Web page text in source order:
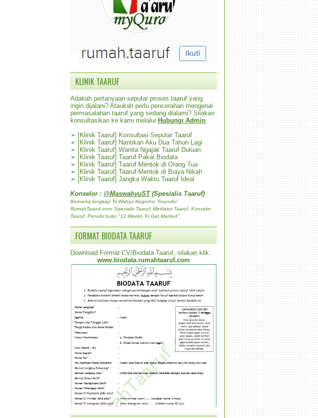
KLINIK TAARUF
Adakah pertanyaan seputar proses taaruf yang
ingin dijalani? Ataukah perlu pencerahan mengenai
permasalahan taaruf yang sedang dialami? Silakan
konsultasikan ke kami melalui Hubungi Admin
➢ [Klinik Taaruf] Konsultasi Seputar Taaruf
➢ [Klinik Taaruf] Nantikan Aku Dua Tahun Lagi
➢ [Klinik Taaruf] Wanita Ngajak Taaruf Duluan
➢ [Klinik Taaruf] Taaruf Pakai Biodata
➢ [Klinik Taaruf] Taaruf Mentok di Orang Tua
➢ [Klinik Taaruf] Taaruf Mentok di Biaya Nikah
➢ [Klinik Taaruf] Jangka Waktu Taaruf Ideal
Konselor : @MaswahyuST(Spesialis Taaruf)
Bernama lengkap Tri Wahyu Nugroho. Founder
RumahTaaruf.com; Spesialis Taaruf; Mediator Taaruf; Konselor
Taaruf; Penulis buku "12 Weeks To Get Married".
FORMAT BIODATA TAARUF
Download Format CV/Biodata Taaruf, silakan klik :
www.biodata.rumahtaaruf.com